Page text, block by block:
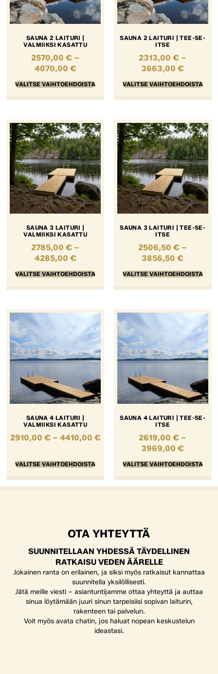
SAUNA 2 LAITURI |
VALMIIKSI KASATTU
2570,00€ –
4070,00 €
VALITSE VAIHTOEHDOISTA
SAUNA 2 LAITURI | TEE-SE-
ITSE
2313,00€ –
3663,00€
VALITSE VAIHTOEHDOISTA
SAUNA 3 LAITURI |
VALMIIKSI KASATTU
2785,00€ –
4285,00 €
VALITSE VAIHTOEHDOISTA
SAUNA 3 LAITURI | TEE-SE-
ITSE
2506,50€ –
3856,50€
VALITSE VAIHTOEHDOISTA
SAUNA 4 LAITURI |
VALMIIKSI KASATTU
2910,00 € – 4410,00 €
VALITSE VAIHTOEHDOISTA
SAUNA 4 LAITURI | TEE-SE-
ITSE
2619,00€ –
3969,00€
VALITSE VAIHTOEHDOISTA
OTA YHTEYTTÄ
SUUNNITELLAAN YHDESSÄ TÄYDELLINEN
RATKAISU VEDEN ÄÄRELLE
Jokainen ranta on erilainen, ja siksi myös ratkaisut kannattaa
suunnitella yksilöllisesti.
Jätä meille viesti – asiantuntijamme ottaa yhteyttä ja auttaa
sinua löytämään juuri sinun tarpeisiisi sopivan laiturin,
rakenteen tai palvelun.
Voit myös avata chatin, jos haluat nopean keskustelun
ideastasi.